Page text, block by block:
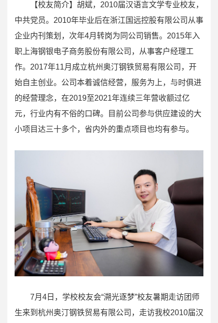
【校友简介】胡斌，2010届汉语言文学专业校友，
中共党员。2010年毕业后在浙江国远控股有限公司从事
企业内刊策划，次年4月转岗为同公司销售。2015年入
职上海钢银电子商务股份有限公司，从事客户经理工
作。2017年11月成立杭州奥汀钢铁贸易有限公司，开
始自主创业。公司本着诚信经营，服务为上，与时俱进
的经营理念，在2019至2021年连续三年营收额过亿
元，行业内有不俗的口碑。目前公司参与供应建设的大
小项目达三十多个，省内外的重点项目也均有参与。
7月4日，学校校友会“溯光逐梦”校友暑期走访团师
生来到杭州奥汀钢铁贸易有限公司，走访我校2010届汉